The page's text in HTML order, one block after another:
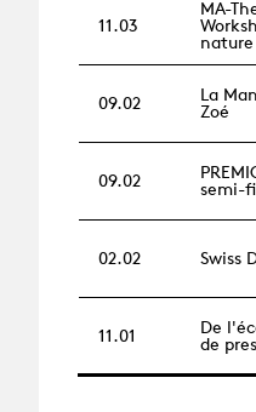
11.03
MA-
nature
09.02
La
Zoé
09.02
semi-
02.02 Swiss
11.01
De
de